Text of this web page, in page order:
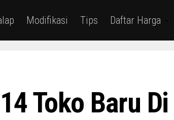
Modifikasi Tips Daftar Harga
Toko Baru